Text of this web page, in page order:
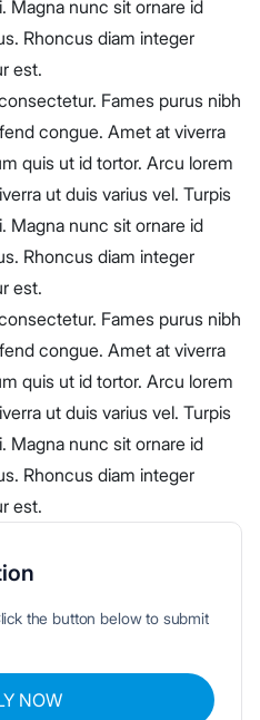
Magna nunc sit ornare id
Rhoncus diam integer
est.
Fames purus nibh
congue. Amet at viverra
quis ut id tortor. Arcu lorem
ut duis varius vel. Turpis
Magna nunc sit ornare id
Rhoncus diam integer
est.
Fames purus nibh
congue. Amet at viverra
quis ut id tortor. Arcu lorem
ut duis varius vel. Turpis
Magna nunc sit ornare id
Rhoncus diam integer
est.
the button below to submit
NOW